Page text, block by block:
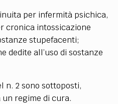
per infermità psichica,
cronica intossicazione
stupefacenti;
dedite all’uso di sostanze
n. 2 sono sottoposti,
regime di cura.